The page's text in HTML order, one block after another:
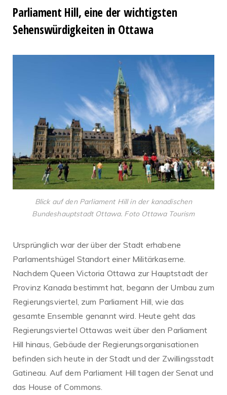
Parliament Hill, eine der wichtigsten
Sehenswürdigkeiten in Ottawa
Blick auf den Parliament Hill in der kanadischen
Bundeshauptstadt Ottawa. Foto Ottawa Tourism
Ursprünglich war der über der Stadt erhabene
Parlamentshügel Standort einer Militärkaserne.
Nachdem Queen Victoria Ottawa zur Hauptstadt der
Provinz Kanada bestimmt hat, begann der Umbau zum
Regierungsviertel, zum Parliament Hill, wie das
gesamte Ensemble genannt wird. Heute geht das
Regierungsviertel Ottawas weit über den Parliament
Hill hinaus, Gebäude der Regierungsorganisationen
befinden sich heute in der Stadt und der Zwillingsstadt
Gatineau. Auf dem Parliament Hill tagen der Senat und
das House of Commons.